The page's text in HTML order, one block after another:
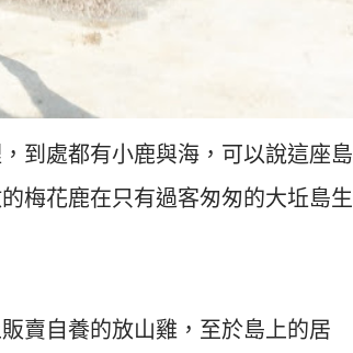
到處都有小鹿與海，可以說這座島
梅花鹿在只有過客匆匆的大坵島生
賣自養的放山雞，至於島上的居